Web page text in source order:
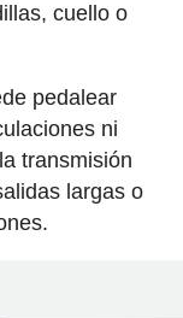
cuello o
pedalear
ni
transmisión
largas o